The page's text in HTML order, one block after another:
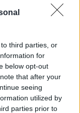
third parties, or
for
below opt-out
that after your
seeing
utilized by
parties prior to
τραυματίες
Μπαστούνι
θεατή